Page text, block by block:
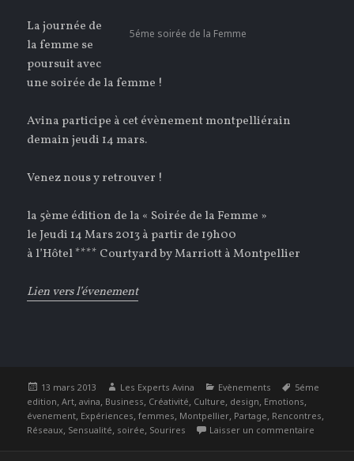
5éme soirée de la Femme
La journée de
la femme se
poursuit avec
une soirée de la femme !
Avina participe à cet évènement montpelliérain
demain jeudi 14 mars.
Venez nous y retrouver !
la 5ème édition de la « Soirée de la Femme »
le Jeudi 14 Mars 2013 à partir de 19h00
à l’Hôtel **** Courtyard by Marriott à Montpellier
Lien vers l’évenement
Publié
le
13 mars 2013 Auteur
Les Experts Avina Catégories
Evènements Étiquettes
5éme
edition,Art,avina, Business, Créativité, Culture, design, Emotions,
évenement, Expériences,femmes, Montpellier, Partage, Rencontres,
Réseaux, Sensualité, soirée, Sourires Laisser un commentaire